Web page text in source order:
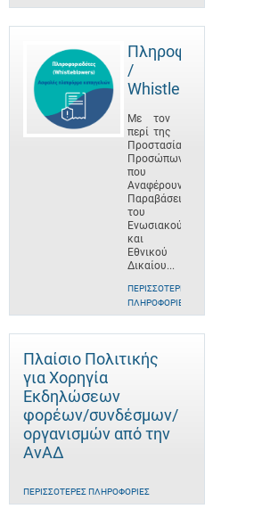
Πληροφοριοδότες
/
Whistleblowers
Με τον
περί της
Προστασίας
Προσώπων
που
Αναφέρουν
Παραβάσεις
του
Ενωσιακού
και
Εθνικού
Δικαίου...
ΠΕΡΙΣΣΌΤΕΡΕΣ
ΠΛΗΡΟΦΟΡΊΕΣ
Πλαίσιο Πολιτικής
για Χορηγία
Εκδηλώσεων
φορέων/συνδέσμων/
οργανισμών από την
ΑνΑΔ
ΠΕΡΙΣΣΌΤΕΡΕΣ ΠΛΗΡΟΦΟΡΊΕΣ